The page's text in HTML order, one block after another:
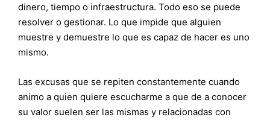
dinero, tiempo o infraestructura. Todo eso se puede
resolver o gestionar. Lo que impide que alguien
muestre y demuestre lo que es capaz de hacer es uno
mismo.
Las excusas que se repiten constantemente cuando
animo a quien quiere escucharme a que de a conocer
su valor suelen ser las mismas y relacionadas con